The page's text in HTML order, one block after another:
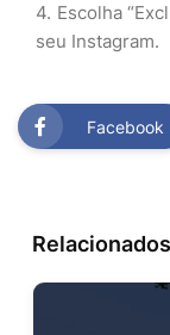
Escolha
seu Instagram.
Facebook
Relacionados